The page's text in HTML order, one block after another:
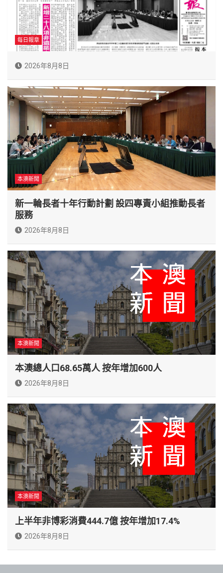
每日報章
2026年8月8日
本澳新聞
新一輪長者十年行動計劃 設四專責小組推動長者
服務
2026年8月8日
本澳新聞
本澳總人口68.65萬人 按年增加600人
2026年8月8日
本澳新聞
上半年非博彩消費444.7億 按年增加17.4%
2026年8月8日